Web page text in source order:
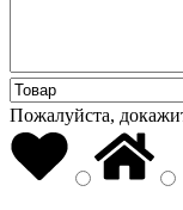
Пожалуйста,